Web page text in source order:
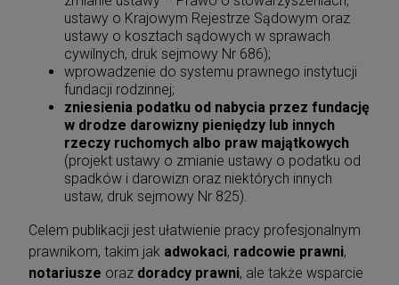
ustawy o Krajowym Rejestrze Sądowym oraz
ustawy o kosztach sądowych w sprawach
cywilnych, druk sejmowy Nr 686);
wprowadzenie do systemu prawnego instytucji
fundacji rodzinnej;
zniesienia podatku od nabycia przez fundację
w drodze darowizny pieniędzy lub innych
rzeczy ruchomych albo praw majątkowych
(projekt ustawy o zmianie ustawy o podatku od
spadków i darowizn oraz niektórych innych
ustaw, druk sejmowy Nr 825).
Celem publikacji jest ułatwienie pracy profesjonalnym
prawnikom, takim jak adwokaci, radcowie prawni,
notariusze oraz doradcy prawni, ale także wsparcie